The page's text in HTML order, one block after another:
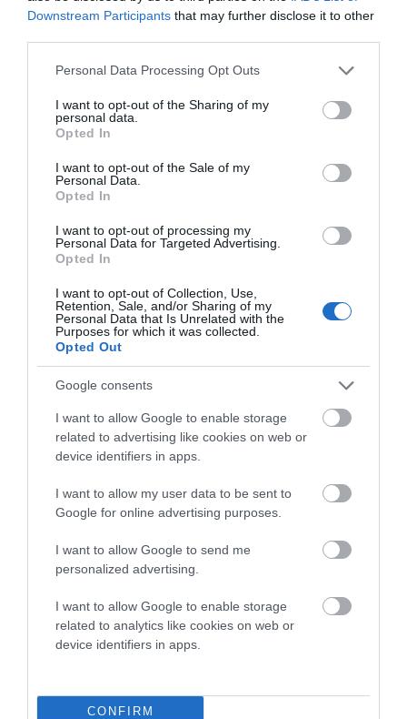
Downstream Participants that may further disclose it to other
Please note that this website/app uses one or more Google
not limited to your visit or usage behaviour. You may click to
grant or deny consent to Google and its third-party tags to
use your data for below specified purposes in below Google
consent section.
Personal Data Processing Opt Outs
I want to opt-out of the Sharing of my
personal data.
Opted In
I want to opt-out of the Sale of my
Personal Data.
Opted In
I want to opt-out of processing my
Personal Data for Targeted Advertising.
Opted In
I want to opt-out of Collection, Use,
Retention, Sale, and/or Sharing of my
Personal Data that Is Unrelated with the
Purposes for which it was collected.
Opted Out
Google consents
I want to allow Google to enable storage
related to advertising like cookies on web or
device identifiers in apps.
I want to allow my user data to be sent to
Google for online advertising purposes.
I want to allow Google to send me
personalized advertising.
I want to allow Google to enable storage
related to analytics like cookies on web or
device identifiers in apps.
CONFIRM
ΑΠΆΝΤΗΣΗ
03/09/2020 στις 11:48
ανδριώτικη επιχείρηση που δραστηριοποιείται
ΑΠΑΝΤΗΣΗ ΕΝ ΑΝΔΡΩ
Πάντως δεν μοιαζει με τετραθέσιο. Διθέσιο
είναι…
ΑΠΆΝΤΗΣΗ
03/09/2020 στις 11:48
2016…………….